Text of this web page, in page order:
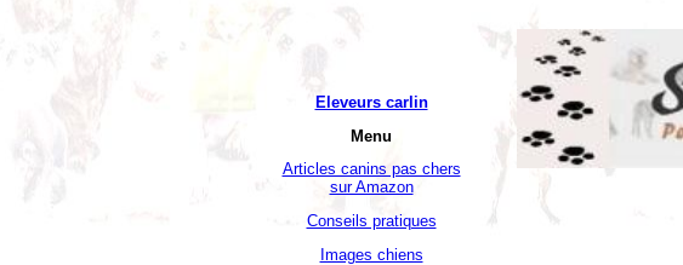
Eleveurs carlin
Menu
Articles canins pas chers
sur Amazon
Conseils pratiques
Images chiens